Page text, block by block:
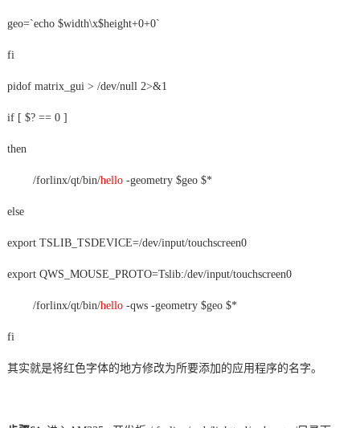
geo=`echo $width\x$height+0+0`
fi
pidof matrix_gui > /dev/null 2>&1
if [ $? == 0 ]
then
/forlinx/qt/bin/hello-geometry $geo $*
else
export TSLIB_TSDEVICE=/dev/input/touchscreen0
export QWS_MOUSE_PROTO=Tslib:/dev/input/touchscreen0
/forlinx/qt/bin/hello-qws -geometry $geo $*
fi
其实就是将红色字体的地方修改为所要添加的应用程序的名字。